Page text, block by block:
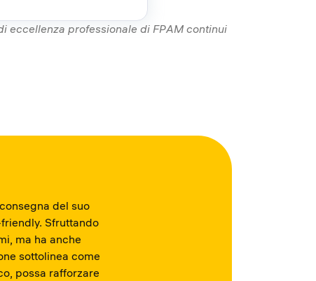
eccellenza professionale di FPAM continui
del suo
Sfruttando
ma ha anche
sottolinea come
possa rafforzare